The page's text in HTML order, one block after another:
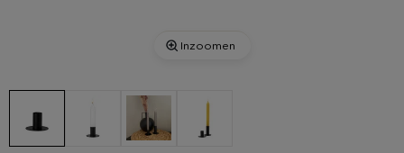
Inzoomen